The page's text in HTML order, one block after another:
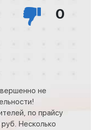
0
не
по прайсу
Несколько